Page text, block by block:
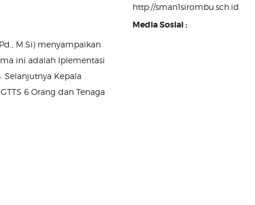
M.Si) menyampaikan
ini adalah Iplementasi
Kepala
6 Orang dan Tenaga
http://sman1sirombu.sch.id
Media Sosial :